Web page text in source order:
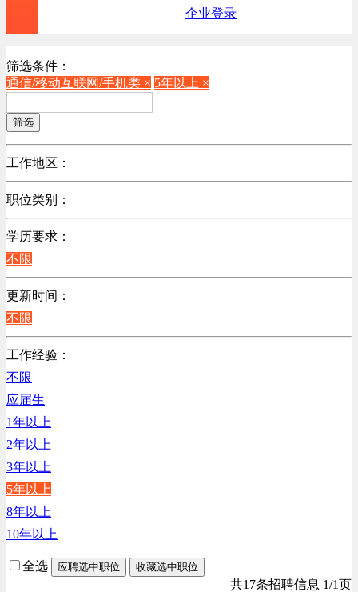
企业登录
筛选条件：
通信/移动互联网/手机类 × 5年以上 ×
筛选
工作地区：
不限
职位类别：
不限
机械制造/仪器仪表类
计算机硬件类
销售管理类
计算机软件类
贸易/物流/仓储/采购类
客服及凯发娱乐网址的技术支持类
高级管理类
电子/电器/半导体类
电力电气/能源/自动化
行政/后勤/文秘类
销售类
人力资源类
建筑装潢/市政建设类
通信/移动互联网/手机类
技工/维修类
房地产开发/物业管理类
学历要求：
不限
更新时间：
不限
工作经验：
不限
应届生
1年以上
2年以上
3年以上
5年以上
8年以上
10年以上
全选 应聘选中职位 收藏选中职位
共17条招聘信息 1/1页